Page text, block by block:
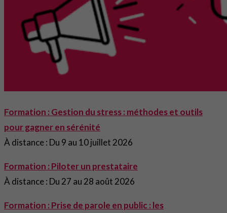
Formation : Gestion du stress : méthodes et outils
pour gagner en sérénité
À distance : Du 9 au 10 juillet 2026
Formation : Piloter un prestataire
À distance : Du 27 au 28 août 2026
Formation : Prise de parole en public : les